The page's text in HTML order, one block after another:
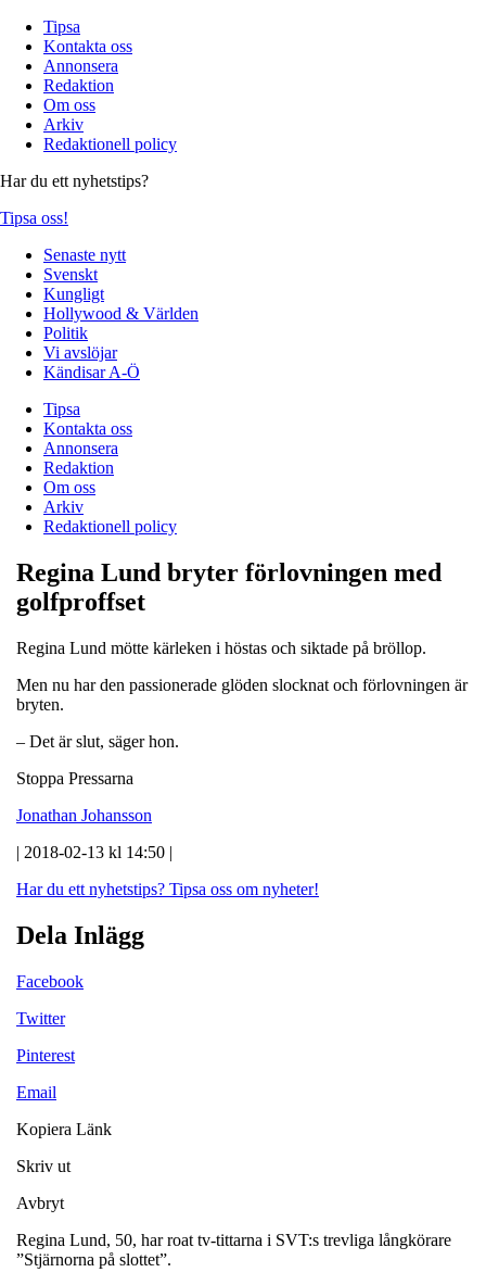
Tipsa
Kontakta oss
Annonsera
Redaktion
Om oss
Arkiv
Redaktionell policy
Har du ett nyhetstips?
Tipsa oss!
Senaste nytt
Svenskt
Kungligt
Hollywood & Världen
Politik
Vi avslöjar
Kändisar A-Ö
Tipsa
Kontakta oss
Annonsera
Redaktion
Om oss
Arkiv
Redaktionell policy
Regina Lund bryter förlovningen med
golfproffset
Regina Lund mötte kärleken i höstas och siktade på bröllop.
Men nu har den passionerade glöden slocknat och förlovningen är
bryten.
– Det är slut, säger hon.
Stoppa Pressarna
Jonathan Johansson
| 2018-02-13 kl 14:50 |
Har du ett nyhetstips? Tipsa oss om nyheter!
Dela Inlägg
Facebook
Twitter
Pinterest
Email
Kopiera Länk
Skriv ut
Avbryt
Regina Lund, 50, har roat tv-tittarna i SVT:s trevliga långkörare
”Stjärnorna på slottet”.